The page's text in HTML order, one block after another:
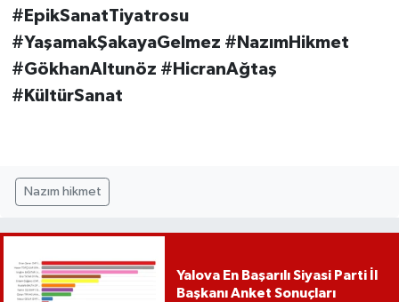
#EpikSanatTiyatrosu
#YaşamakŞakayaGelmez #NazımHikmet
#GökhanAltunöz #HicranAğtaş
#KültürSanat
Nazım hikmet
Yalova En Başarılı Siyasi Parti İl
Başkanı Anket Sonuçları